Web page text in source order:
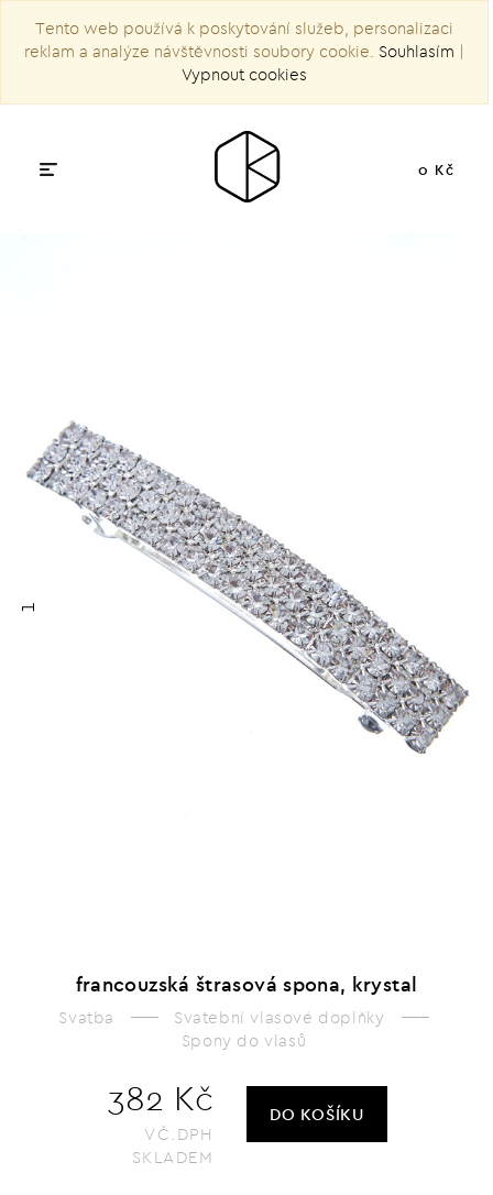
Tento web používá k poskytování služeb, personalizaci
reklam a analýze návštěvnosti soubory cookie. Souhlasím |
Vypnout cookies
0 Kč
1
francouzská štrasová spona, krystal
Svatba
Svatební vlasové doplňky
Spony do vlasů
382 Kč
VČ.DPH
SKLADEM
DO KOŠÍKU